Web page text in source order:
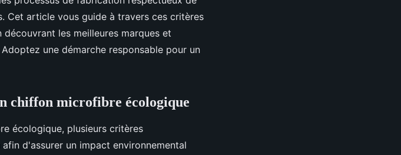
Cet article vous guide à travers ces critères
les meilleures marques et
une démarche responsable pour un
chiffon microfibre écologique
écologique, plusieurs critères
d'assurer un impact environnemental